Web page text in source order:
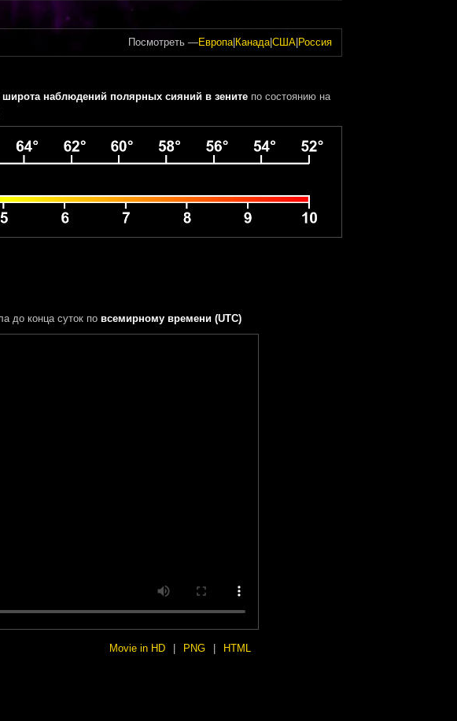
Посмотреть —Европа|Канада|США|Россия
наблюдений полярных сияний в зенитепо состоянию на
до конца сутокпо всемирному времени (UTC)
Movie in HD PNG HTML